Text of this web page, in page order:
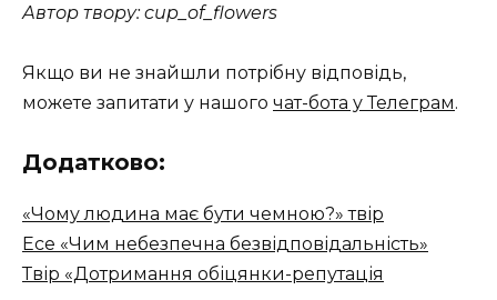
Автор твору: cup_of_flowers
Якщо ви не знайшли потрібну відповідь,
можете запитати у нашого чат-бота у Телеграм.
Додатково:
«Чому людина має бути чемною?» твір
Есе «Чим небезпечна безвідповідальність»
Твір «Дотримання обіцянки-репутація